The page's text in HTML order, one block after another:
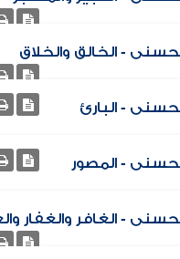
- الخالق والخلاق
- البارئ
- المصور
- الغافر والغفار